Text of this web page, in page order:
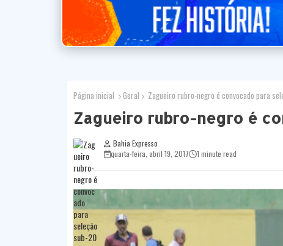
Página inicial Geral Zagueiro rubro-negro é convocado para
Zagueiro rubro-negro é
Bahia Expresso
quarta-feira, abril 19, 2017
1 minute read